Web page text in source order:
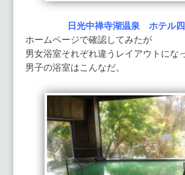
日光中禅寺湖温泉 ホテル
ホームページで確認してみたが
男女浴室それぞれ違うレイアウトにな
男子の浴室はこんなだ。